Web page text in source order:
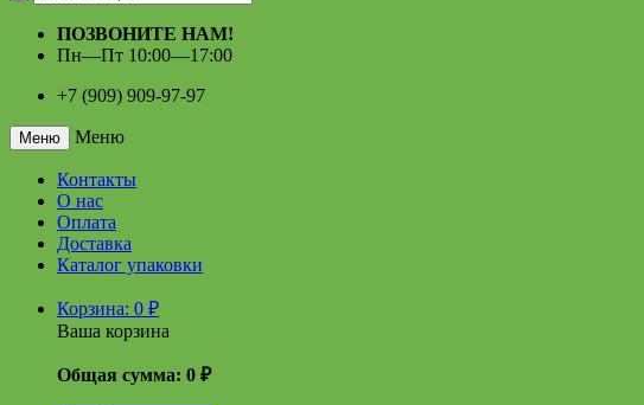
ПОЗВОНИТЕ НАМ!
Пн—Пт 10:00—17:00
+7 (909) 909-97-97
Меню Меню
Контакты
О нас
Оплата
Доставка
Каталог упаковки
Корзина: 0 ₽
Ваша корзина
Общая сумма: 0 ₽